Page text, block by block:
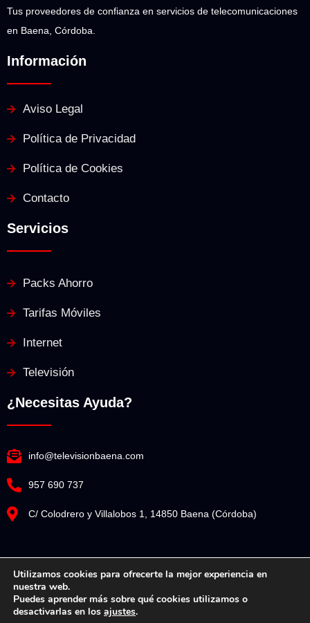
Tus proveedores de confianza en servicios de telecomunicaciones
en Baena, Córdoba.
Información
Aviso Legal
Política de Privacidad
Política de Cookies
Contacto
Servicios
Packs Ahorro
Tarifas Móviles
Internet
Televisión
¿Necesitas Ayuda?
info@televisionbaena.com
957 690 737
C/ Colodrero y Villalobos 1, 14850 Baena (Córdoba)
Televisión Baena© Copyright 2025. Todos los derechos reservados.
Utilizamos cookies para ofrecerte la mejor experiencia en
nuestra web.
Puedes aprender más sobre qué cookies utilizamos o
desactivarlas en los ajustes.